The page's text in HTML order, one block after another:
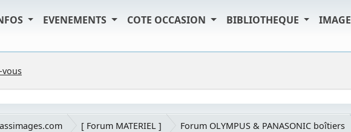
EVENEMENTS COTE OCCASION BIBLIOTHEQUE IMAGE
vous
[ Forum MATERIEL ] Forum OLYMPUS & PANASONIC boîtiers